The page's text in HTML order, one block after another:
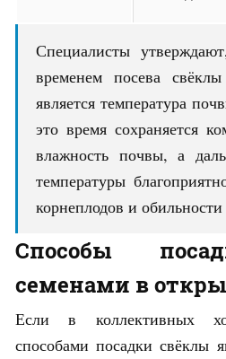
Специалисты
временем посева
является температура
это время сохраняется
влажность почвы, а
температуры
корнеплодов и
Способы
семенами в
Если в коллективных
способами посадки свёклы